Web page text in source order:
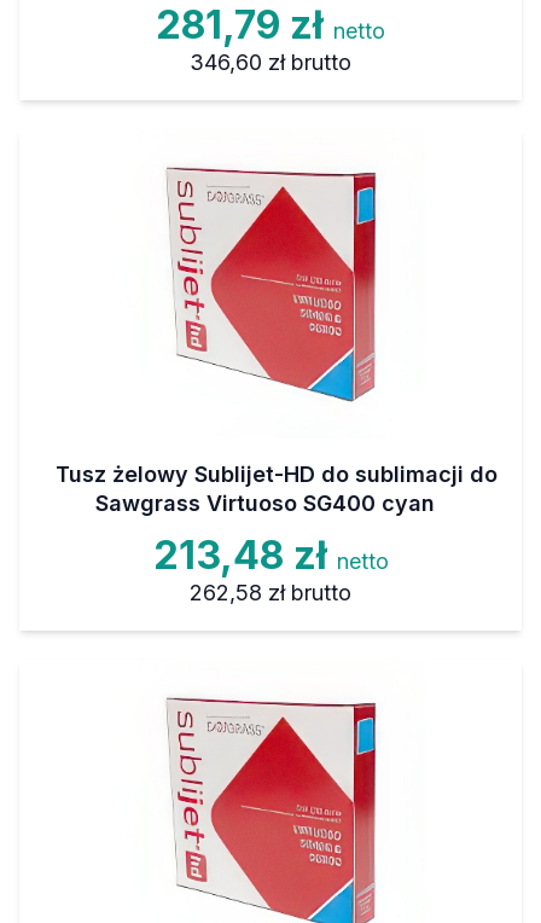
281,79 zł netto
346,60 zł brutto
Tusz żelowy Sublijet-HD do sublimacji do
Sawgrass Virtuoso SG400 cyan
213,48 zł netto
262,58 zł brutto